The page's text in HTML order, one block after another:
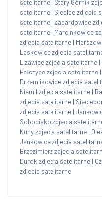
satelitarne Stary Górnik
satelitarne | Siedlce zdjecia
satelitarne | Zabardowice
satelitarne | Marcinkowice
zdjecia satelitarne |
Laskowice zdjecia
Lizawice zdjecia satelitarne |
Pełczyce zdjecia satelitarne |
Drzemlikowice zdjecia
Niemil zdjecia satelitarne |
zdjecia satelitarne |
zdjecia satelitarne |
Sobocisko zdjecia
Kuny zdjecia satelitarne |
Jankowice zdjecia
Brzezimierz zdjecia
Durok zdjecia satelitarne |
zdjecia satelitarne